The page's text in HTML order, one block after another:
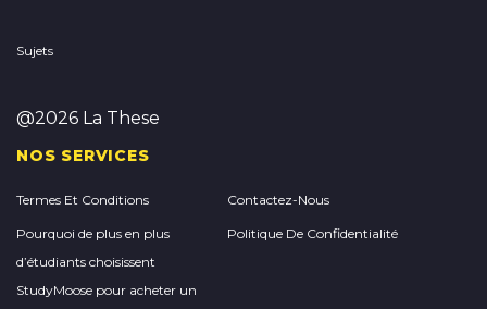
Sujets
@2026 La These
NOS SERVICES
Termes Et Conditions Contactez-Nous
Pourquoi de plus en plus
d’étudiants choisissent
StudyMoose pour acheter un
Politique De Confidentialité